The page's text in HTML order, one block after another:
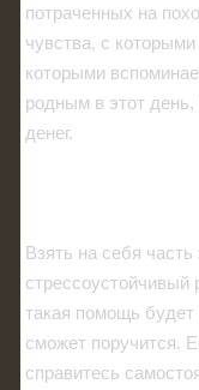
потраченных на
чувства, с
которыми
родным в этот день,
денег.
Взять на себя
стрессоустойчивый
такая помощь будет
сможет поручится.
справитесь